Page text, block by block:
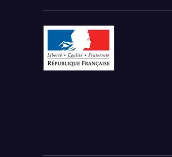
Par région :
Auvergne-Rhône-Alpes
Bourgogne-Franche-Comté